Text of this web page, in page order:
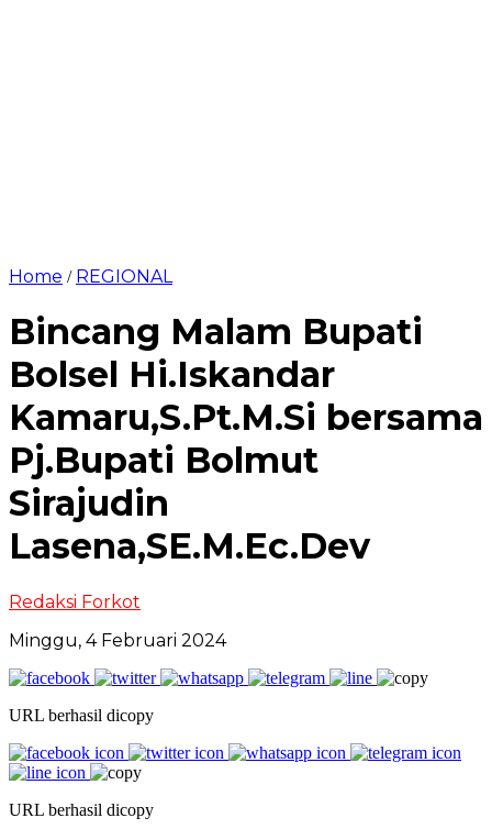
Home / REGIONAL
Bincang Malam Bupati
Bolsel Hi.Iskandar
Kamaru,S.Pt.M.Si bersama
Pj.Bupati Bolmut
Sirajudin
Lasena,SE.M.Ec.Dev
Redaksi Forkot
Minggu, 4 Februari 2024
URL berhasil dicopy
URL berhasil dicopy